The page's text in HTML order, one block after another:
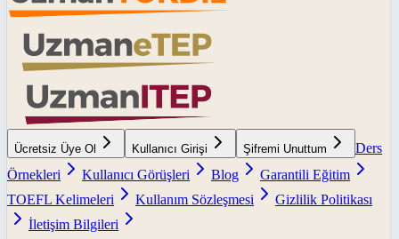
Ücretsiz Üye Ol Kullanıcı Girişi Şifremi Unuttum
Ders
Örnekleri
Kullanıcı Görüşleri Blog
Garantili Eğitim
TOEFL Kelimeleri
Kullanım Sözleşmesi
Gizlilik Politikası
İletişim Bilgileri